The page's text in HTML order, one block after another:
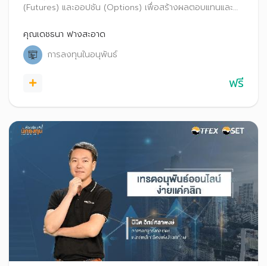
(Futures) และออปชัน (Options) เพื่อสร้างผลตอบแทนและ
ลง
คุณเดชธนา ฟางสะอาด
การลงทุนในอนุพันธ์
ฟรี